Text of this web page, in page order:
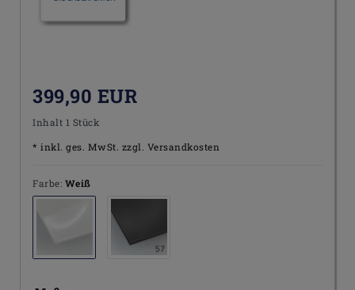
399,90 EUR
Inhalt 1 Stück
* inkl. ges. MwSt. zzgl. Versandkosten
Farbe: Weiß